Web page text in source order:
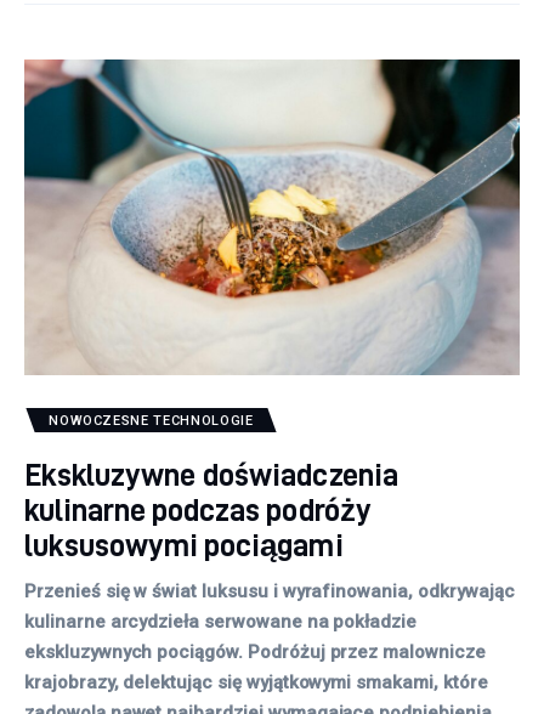
NOWOCZESNE TECHNOLOGIE
Ekskluzywne doświadczenia
kulinarne podczas podróży
luksusowymi pociągami
Przenieś się w świat luksusu i wyrafinowania, odkrywając
kulinarne arcydzieła serwowane na pokładzie
ekskluzywnych pociągów. Podróżuj przez malownicze
krajobrazy, delektując się wyjątkowymi smakami, które